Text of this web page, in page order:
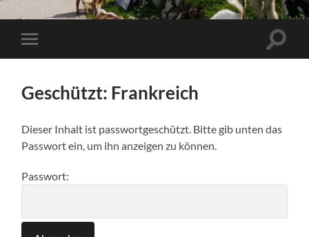
Mobile-
Menü
Geschützt: Frankreich
Dieser Inhalt ist passwortgeschützt. Bitte gib unten das
Passwort ein, um ihn anzeigen zu können.
Passwort: